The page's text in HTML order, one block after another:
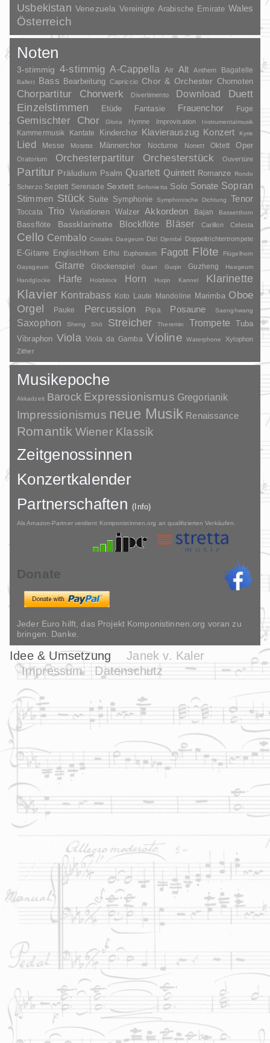
Usbekistan Venezuela Vereinigte Arabische Emirate Wales
Österreich
Noten
3-stimmig 4-stimmig A-Cappella Air Alt Anthem Bagatelle
Ballett Bass Bearbeitung Capriccio Chor & Orchester Chornoten
Chorpartitur Chorwerk Divertimento Download
Duett
Einzelstimmen
Etüde Fantasie Frauenchor Fuge
Gemischter Chor Gloria Hymne Improvisation Instrumentalmusik
Kammermusik Kantate Kinderchor Klavierauszug Konzert Kyrie
Lied Messe Motette Männerchor Nocturne Nonett Oktett Oper
Oratorium Orchesterpartitur Orchesterstück Ouvertüre
Partitur Präludium Psalm Quartett Quintett Romanze Rondo
Scherzo Septett Serenade Sextett Sinfonietta Solo Sonate Sopran
Stimmen Stück Suite Symphonie Symphonische Dichtung Tenor
Toccata Trio Variationen Walzer Akkordeon Bajan Bassetthorn
Bassflöte Bassklarinette Blockflöte Bläser Carillon Celesta
Cello Cembalo Crotales Daegeum Dizi Djembé Doppeltrichtertrompete
E-Gitarre Englischhorn Erhu Euphonium Fagott Flöte
Flügelhorn
Gayageum
Gitarre Glockenspiel Guan Guqin Guzheng
Haegeum
Handglocke
Harfe Holzblock Horn Huqin Kannel Klarinette
Klavier Kontrabass Koto Laute Mandoline Marimba Oboe
Orgel Pauke Percussion Pipa Posaune Saenghwang
Saxophon Sheng Shō Streicher Theremin Trompete
Tuba
Vibraphon Viola Viola da Gamba Violine Waterphone
Xylophon
Zither
Musikepoche
Akkadzeit Barock Expressionismus Gregorianik
Impressionismus neue Musik Renaissance
Romantik Wiener Klassik
Zeitgenossinnen
Konzertkalender
Partnerschaften(Info)
Als Amazon-Partner verdient Komponistinnen.org an qualifizierten Verkäufen.
Donate
Jeder Euro hilft, das Projekt Komponistinnen.org voran zu
bringen. Danke.
Idee & Umsetzung
Janek v. Kaler
Impressum
Datenschutz